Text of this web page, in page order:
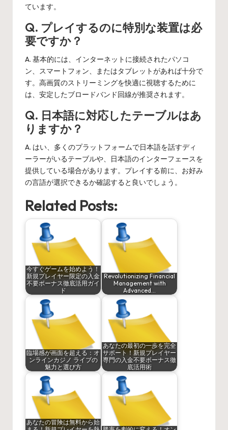
ています。
Q. プレイするのに特別な装置は必
要ですか？
A. 基本的には、インターネットに接続されたパソコ
ン、スマートフォン、またはタブレットがあれば十分で
す。高画質のストリーミングを快適に視聴するために
は、安定したブロードバンド回線が推奨されます。
Q. 日本語に対応したテーブルはあ
りますか？
A. はい、多くのプラットフォームで日本語を話すディ
ーラーがいるテーブルや、日本語のインターフェースを
提供している場合があります。プレイする前に、お好み
の言語が選択できるか確認すると良いでしょう。
Related Posts:
今すぐゲームを始めよう！
新規プレイヤー限定の入金
不要ボーナス徹底活用ガイ
ド
Revolutionizing Financial
Management with
Advanced…
臨場感が画面を超える：オ
ンラインカジノ ライブの
魅力と選び方
あなたの最初の一歩を完全
サポート！新規プレイヤー
専門の入金不要ボーナス徹
底活用術
あなたの冒険は無料から始